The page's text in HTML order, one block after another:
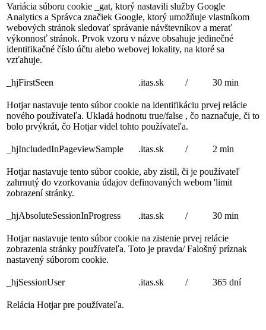
Variácia súboru cookie _gat, ktorý nastavili služby Google
Analytics a Správca značiek Google, ktorý umožňuje vlastníkom
webových stránok sledovať správanie návštevníkov a merať
výkonnosť stránok. Prvok vzoru v názve obsahuje jedinečné
identifikačné číslo účtu alebo webovej lokality, na ktoré sa
vzťahuje.
_hjFirstSeen .itas.sk / 30 min
Hotjar nastavuje tento súbor cookie na identifikáciu prvej relácie
nového používateľa. Ukladá hodnotu true/false , čo naznačuje, či to
bolo prvýkrát, čo Hotjar videl tohto používateľa.
_hjIncludedInPageviewSample .itas.sk / 2 min
Hotjar nastavuje tento súbor cookie, aby zistil, či je používateľ
zahrnutý do vzorkovania údajov definovaných webom 'limit
zobrazení stránky.
_hjAbsoluteSessionInProgress .itas.sk / 30 min
Hotjar nastavuje tento súbor cookie na zistenie prvej relácie
zobrazenia stránky používateľa. Toto je pravda/ Falošný príznak
nastavený súborom cookie.
_hjSessionUser .itas.sk / 365 dní
Relácia Hotjar pre používateľa.